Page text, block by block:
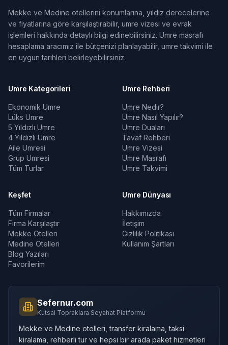
Mekke ve Medine otellerini konumlarına, yıldız derecelerine
ve fiyatlarına göre karşılaştırabilir, umre vizesi ve evrak
işlemleri hakkında detaylı bilgi edinebilirsiniz. Umre masrafı
hesaplama aracımız ile bütçenizi planlayabilir, umre takvimi ile
en uygun tarihleri belirleyebilirsiniz.
Umre Kategorileri
Ekonomik Umre
Lüks Umre
5 Yıldızlı Umre
4 Yıldızlı Umre
Aile Umresi
Grup Umresi
Tüm Turlar
Umre Rehberi
Umre Nedir?
Umre Nasıl Yapılır?
Umre Duaları
Tavaf Rehberi
Umre Vizesi
Umre Masrafı
Umre Takvimi
Keşfet
Tüm Firmalar
Firma Karşılaştır
Mekke Otelleri
Medine Otelleri
Blog Yazıları
Favorilerim
Umre Dünyası
Hakkımızda
İletişim
Gizlilik Politikası
Kullanım Şartları
Sefernur.com
Kutsal Topraklara Seyahat Platformu
Mekke ve Medine otelleri, transfer kiralama, taksi
kiralama, rehberli tur ve hepsi bir arada paket hizmetleri